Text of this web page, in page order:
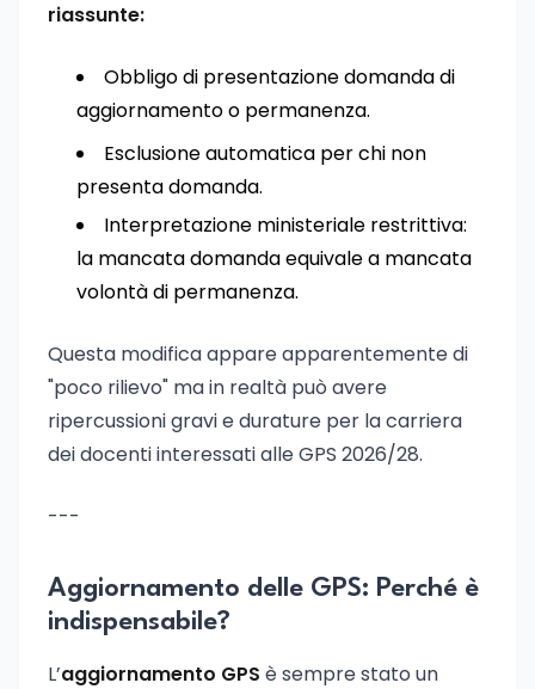
riassunte:
Obbligo di presentazione domanda di
aggiornamento o permanenza.
Esclusione automatica per chi non
presenta domanda.
Interpretazione ministeriale restrittiva:
la mancata domanda equivale a mancata
volontà di permanenza.
Questa modifica appare apparentemente di
"poco rilievo" ma in realtà può avere
ripercussioni gravi e durature per la carriera
dei docenti interessati alle GPS 2026/28.
---
Aggiornamento delle GPS: Perché è
indispensabile?
L’aggiornamento GPS è sempre stato un